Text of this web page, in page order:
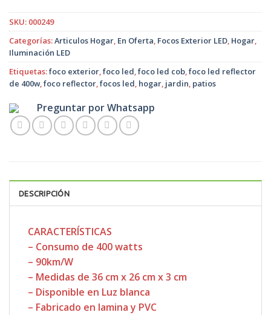
SKU: 000249
Categorías:Articulos Hogar, En Oferta, Focos Exterior LED, Hogar,
Iluminación LED
Etiquetas:foco exterior,foco led,foco led cob,foco led reflector
de 400w,foco reflector,focos led, hogar, jardin, patios
Preguntar por Whatsapp
DESCRIPCIÓN
CARACTERÍSTICAS
– Consumo de 400 watts
– 90km/W
– Medidas de 36 cm x 26 cm x 3 cm
– Disponible en Luz blanca
– Fabricado en lamina y PVC